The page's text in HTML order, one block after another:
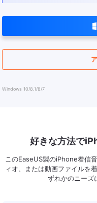
Windows 10/8.1/8/7
好きな方法で
このEaseUS製のiPhone着信
ィオ、または動画ファイルを
ずれかのニーズ